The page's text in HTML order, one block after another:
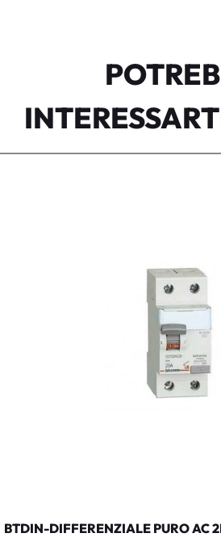
BTDIN-DIFFERENZIALE PURO AC